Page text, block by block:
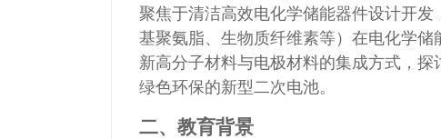
聚焦于清洁高效电化学储能器件设计开
基聚氨脂、生物质纤维素等）在电化学
新高分子材料与电极材料的集成方式，
绿色环保的新型二次电池。
二、教育背景